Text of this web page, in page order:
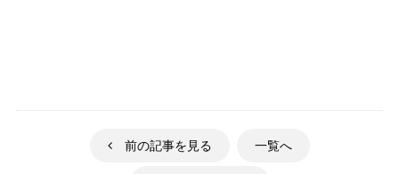
前の記事を見る 一覧へ